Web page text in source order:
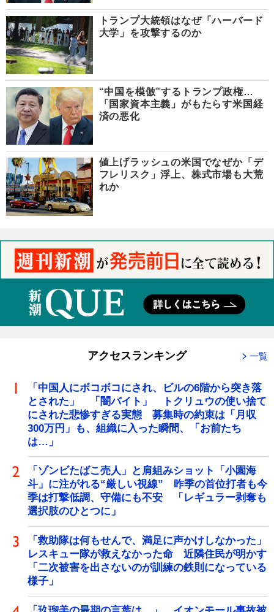
トランプ大統領はなぜ「ハーバード
大学」を攻撃するのか
“中国を模倣”するトランプ政権…
「国家資本主義」がもたらす米国経
済の悪化
値上げラッシュの米国でなぜか「デ
フレリスク」浮上、株式市場も大荒
れか
アクセスランキング 一覧
「中国人にボコボコにされ、ビルの6階から突き落
とされた」 「闇バイト」 トクリュウの使い捨て
にされた悲惨すぎる実態 募集時の約束は「月収
300万円」も、組織に入った瞬間、「お前たち
は…」
「ゾンビたばこ売人」と肩組みショット「小園海
斗」に注がれる“厳しい視線” 昨季の首位打者も今
季は打撃低調、守備にも不安 「レギュラー剥奪も
選択肢のひとつに」
「救助隊は何もせんで、満足に声かけしなかった」
レスキュー隊が救えなかった命 近隣住民が明かす
「二次被害を出さないのが訓練の鉄則になっている
様子」